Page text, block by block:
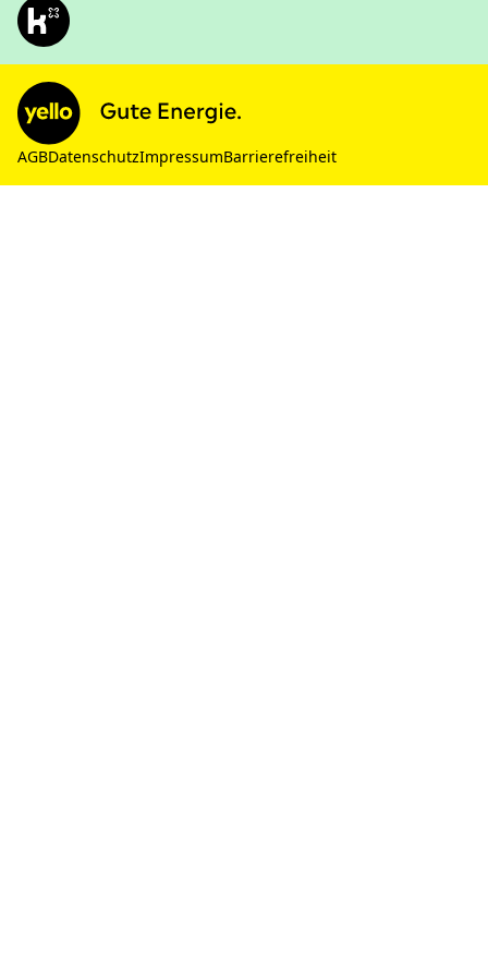
AGBDatenschutzImpressumBarrierefreiheit